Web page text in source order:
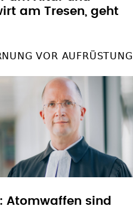
am Tresen, geht
VOR AUFRÜSTUNG
Atomwaffen sind